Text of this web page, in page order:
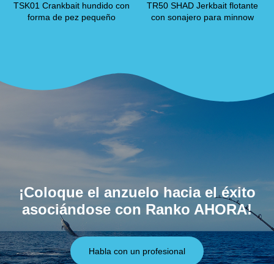
TSK01 Crankbait hundido con
forma de pez pequeño
TR50 SHAD Jerkbait flotante
con sonajero para minnow
¡Coloque el anzuelo hacia el éxito
asociándose con Ranko AHORA!
Habla con un profesional